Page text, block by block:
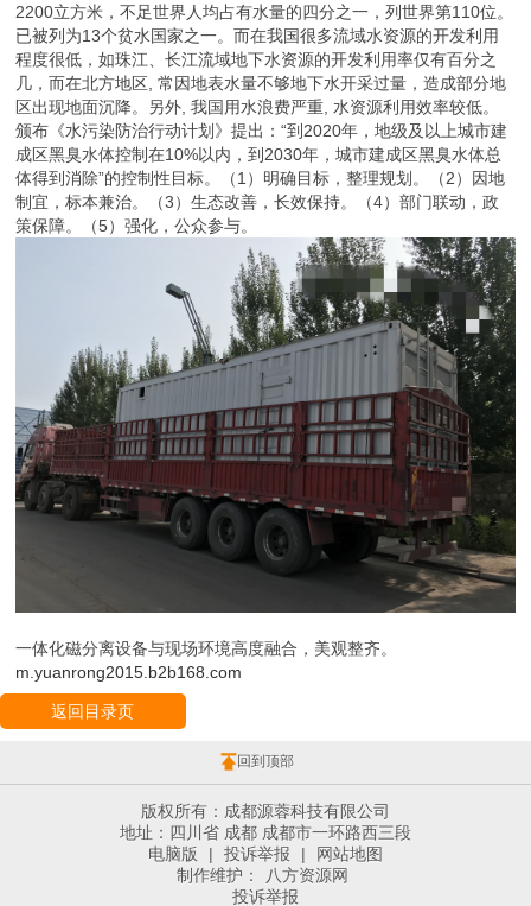
2200立方米，不足世界人均占有水量的四分之一，列世界第110位。
已被列为13个贫水国家之一。而在我国很多流域水资源的开发利用
程度很低，如珠江、长江流域地下水资源的开发利用率仅有百分之
几，而在北方地区, 常因地表水量不够地下水开采过量，造成部分地
区出现地面沉降。另外, 我国用水浪费严重, 水资源利用效率较低。
颁布《水污染防治行动计划》提出：“到2020年，地级及以上城市建
成区黑臭水体控制在10%以内，到2030年，城市建成区黑臭水体总
体得到消除”的控制性目标。（1）明确目标，整理规划。（2）因地
制宜，标本兼治。（3）生态改善，长效保持。（4）部门联动，政
策保障。（5）强化，公众参与。
一体化磁分离设备与现场环境高度融合，美观整齐。
m.yuanrong2015.b2b168.com
返回目录页
回到顶部
版权所有：成都源蓉科技有限公司
地址：四川省 成都 成都市一环路西三段
电脑版
| 投诉举报 |
网站地图
制作维护：
八方资源网
投诉举报